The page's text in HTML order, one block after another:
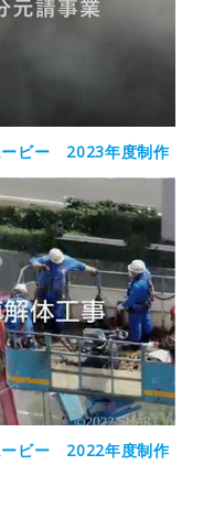
ービー 2023年度制作
ービー 2022年度制作